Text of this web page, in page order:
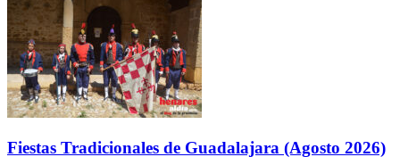
Fiestas Tradicionales de Guadalajara (Agosto 2026)